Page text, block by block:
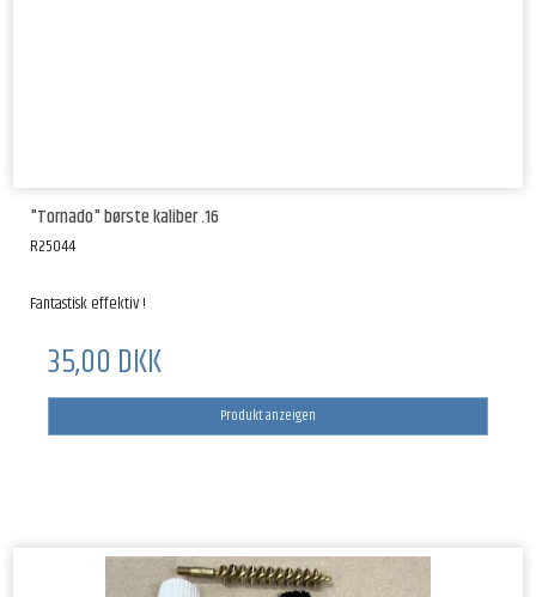
"Tornado" børste kaliber .16
R25044
Fantastisk effektiv !
35,00 DKK
Produkt anzeigen